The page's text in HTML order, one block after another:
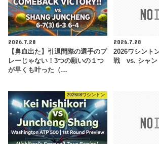
2026.7.28
【鼻血出た】引退間際の選手のプ
レーじゃない！3つの願いの１つ
が早くも叶った（…
2026.7.28
2026ワシント
戦 vs. シャ
202608ワシントン